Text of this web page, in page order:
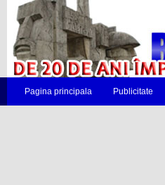
Pagina principala Publicitate